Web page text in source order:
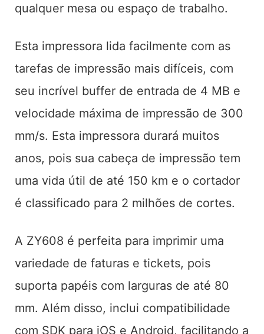
qualquer mesa ou espaço de trabalho.
Esta impressora lida facilmente com as
tarefas de impressão mais difíceis, com
seu incrível buffer de entrada de 4 MB e
velocidade máxima de impressão de 300
mm/s. Esta impressora durará muitos
anos, pois sua cabeça de impressão tem
uma vida útil de até 150 km e o cortador
é classificado para 2 milhões de cortes.
A ZY608 é perfeita para imprimir uma
variedade de faturas e tickets, pois
suporta papéis com larguras de até 80
mm. Além disso, inclui compatibilidade
com SDK para iOS e Android, facilitando a